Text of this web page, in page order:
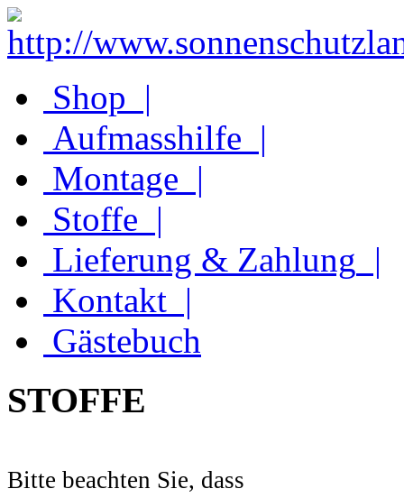
Shop |
Aufmasshilfe |
Montage |
Stoffe |
Lieferung & Zahlung |
Kontakt |
Gästebuch
STOFFE
Bitte beachten Sie, dass